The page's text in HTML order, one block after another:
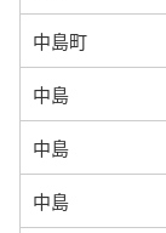
中島町
中島
中島
中島